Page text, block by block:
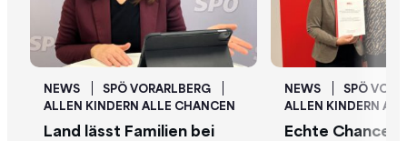
NEWS
SPÖ VORARLBERG
ALLEN KINDERN ALLE CHANCEN
Land lässt Familien bei
NEWS
SPÖ
ALLEN KINDERN
Echte